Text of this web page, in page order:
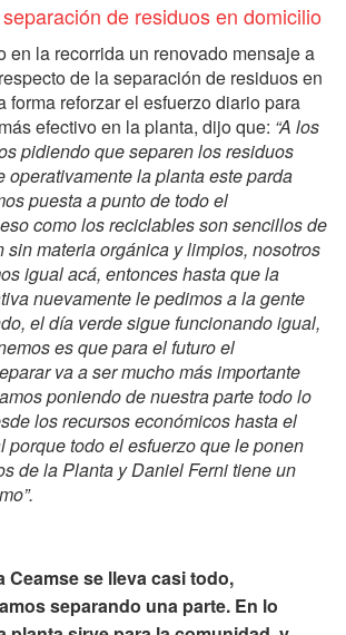
de residuos en domicilio
en la recorrida un renovado mensaje a
de la separación de residuos en
forma reforzar el esfuerzo diario para
efectivo en la planta, dijo que: “A los
pidiendo que separen los residuos
operativamente la planta este parda
puesta a punto de todo el
como los reciclables son sencillos de
sin materia orgánica y limpios, nosotros
igual acá, entonces hasta que la
nuevamente le pedimos a la gente
el día verde sigue funcionando igual,
es que para el futuro el
va a ser mucho más importante
poniendo de nuestra parte todo lo
los recursos económicos hasta el
porque todo el esfuerzo que le ponen
de la Planta y Daniel Ferni tiene un
Ceamse se lleva casi todo,
separando una parte. En lo